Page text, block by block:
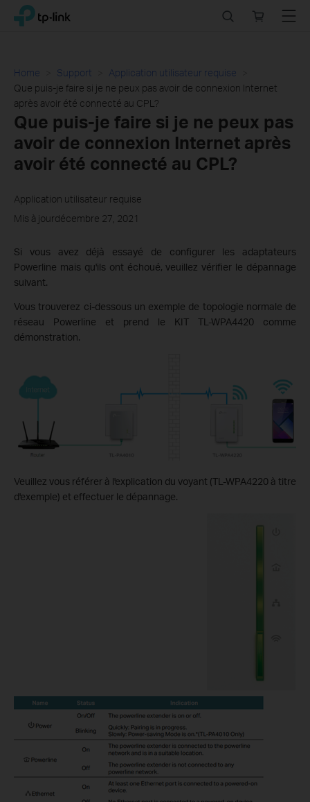
Click
navigation
TP-Link, Reliably Smart
store
Menu
Home Support
Application utilisateur requise
Que puis-je faire si je ne peux pas avoir de connexion Internet
après avoir été connecté au CPL?
Que puis-je faire si je ne peux pas
avoir de connexion Internet après
avoir été connecté au CPL?
Application utilisateur requise
Mis à jourdécembre 27, 2021
Si vous avez déjà essayé de configurer les adaptateurs
Powerline mais qu'ils ont échoué, veuillez vérifier le dépannage
suivant.
Vous trouverez ci-dessous un exemple de topologie normale de
réseau Powerline et prend le KIT TL-WPA4420 comme
démonstration.
Veuillez vous référer à l'explication du voyant (TL-WPA4220 à titre
d'exemple) et effectuer le dépannage.